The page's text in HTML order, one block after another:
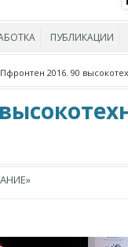
ПУБЛИКАЦИИ
Пфронтен 2016. 90